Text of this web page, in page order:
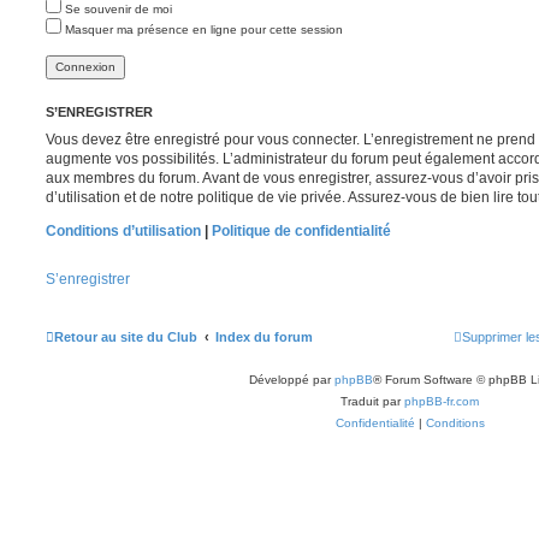
Se souvenir de moi
Masquer ma présence en ligne pour cette session
S’ENREGISTRER
Vous devez être enregistré pour vous connecter. L’enregistrement ne
augmente vos possibilités. L’administrateur du forum peut également
aux membres du forum. Avant de vous enregistrer, assurez-vous d’avoir
d’utilisation et de notre politique de vie privée. Assurez-vous de bien lire
Conditions d’utilisation
Politique de confidentialité
S’enregistrer
Retour au site du Club Index du forum Supprimer
Développé parphpBB® Forum Software © phpBB
Traduit parphpBB-fr.com
Confidentialité | Conditions